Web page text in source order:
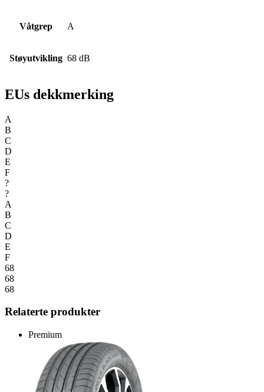
Våtgrep A
Støyutvikling 68 dB
EUs dekkmerking
A
B
C
D
E
F
?
?
A
B
C
D
E
F
68
68
68
Relaterte produkter
Premium